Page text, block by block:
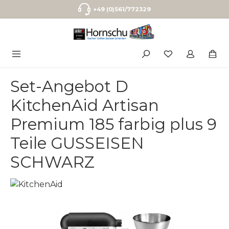
Zum Hauptinhalt springen+49 (0)561/772329
Set-Angebot D
KitchenAid Artisan
Premium 185 farbig plus 9
Teile GUSSEISEN
SCHWARZ
Bildergalerie überspringen